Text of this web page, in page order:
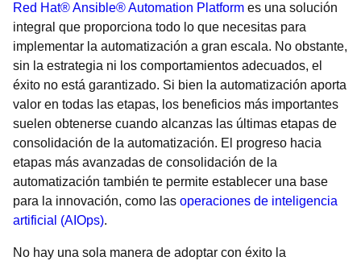
Red Hat® Ansible® Automation Platform es una solución
integral que proporciona todo lo que necesitas para
implementar la automatización a gran escala. No obstante,
sin la estrategia ni los comportamientos adecuados, el
éxito no está garantizado. Si bien la automatización aporta
valor en todas las etapas, los beneficios más importantes
suelen obtenerse cuando alcanzas las últimas etapas de
consolidación de la automatización. El progreso hacia
etapas más avanzadas de consolidación de la
automatización también te permite establecer una base
para la innovación, como las operaciones de inteligencia
artificial (AIOps).
No hay una sola manera de adoptar con éxito la